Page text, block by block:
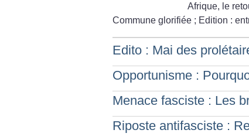
Afrique, le
Commune glorifiée ; Edition :
Edito : Mai des
Opportunisme :
Menace fasciste : Les
Riposte antifasciste :